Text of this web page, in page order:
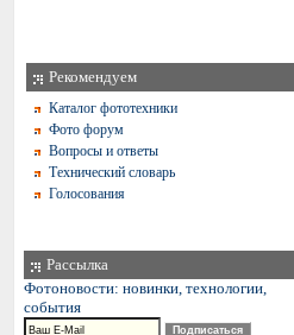
Рекомендуем
Каталог фототехники
Фото форум
Вопросы и ответы
Технический словарь
Голосования
Рассылка
Фотоновости: новинки, технологии,
события